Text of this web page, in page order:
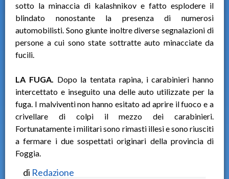
sotto la minaccia di kalashnikov e fatto esplodere il
blindato nonostante la presenza di numerosi
automobilisti. Sono giunte inoltre diverse segnalazioni di
persone a cui sono state sottratte auto minacciate da
fucili.
LA FUGA. Dopo la tentata rapina, i carabinieri hanno
intercettato e inseguito una delle auto utilizzate per la
fuga. I malviventi non hanno esitato ad aprire il fuoco e a
crivellare di colpi il mezzo dei carabinieri.
Fortunatamente i militari sono rimasti illesi e sono riusciti
a fermare i due sospettati originari della provincia di
Foggia.
di Redazione